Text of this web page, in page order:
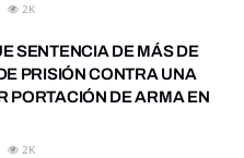
2K
SENTENCIA DE MÁS DE
PRISIÓN CONTRA UNA
PORTACIÓN DE ARMA EN
2K